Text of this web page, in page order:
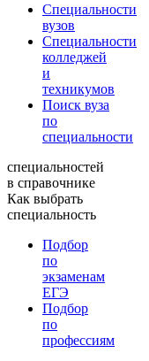
Специальности
вузов
Специальности
колледжей
и
техникумов
Поиск вуза
по
специальности
специальностей
в справочнике
Как выбрать
специальность
Подбор
по
экзаменам
ЕГЭ
Подбор
по
профессиям